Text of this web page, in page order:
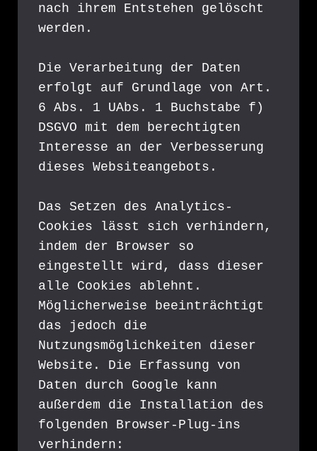
nach ihrem Entstehen gelöscht
werden.
Die Verarbeitung der Daten
erfolgt auf Grundlage von Art.
6 Abs. 1 UAbs. 1 Buchstabe f)
DSGVO mit dem berechtigten
Interesse an der Verbesserung
dieses Websiteangebots.
Das Setzen des Analytics-
Cookies lässt sich verhindern,
indem der Browser so
eingestellt wird, dass dieser
alle Cookies ablehnt.
Möglicherweise beeinträchtigt
das jedoch die
Nutzungsmöglichkeiten dieser
Website. Die Erfassung von
Daten durch Google kann
außerdem die Installation des
folgenden Browser-Plug-ins
verhindern: